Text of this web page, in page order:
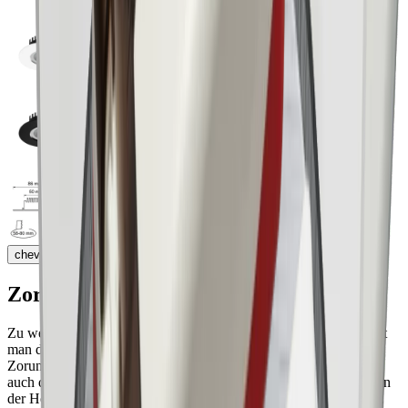
chevron_right
Zoruna® Junior Einbauleuchten
Zu wenig Platz in der Decke? Mit herkömmlichen Leuchten stösst
man da schnell an die Grenzen.
Zoruna® Junior ist anders: Mit nur 30 mm Einbautiefe passt sie
auch dort, wo andere Leuchten schlicht keinen Platz finden – ob in
der Hohldecke, Massivholz oder bei engen Renovationslösungen.